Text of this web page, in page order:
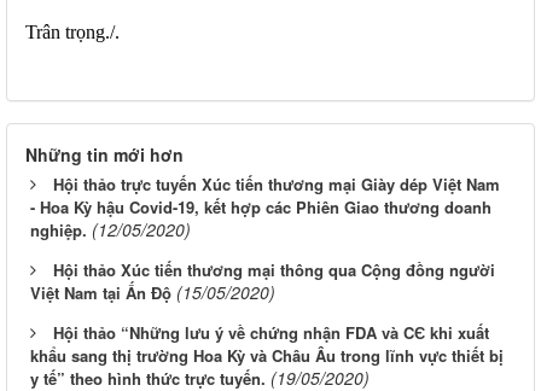
Trân trọng./.
Những tin mới hơn
Hội thảo trực tuyến Xúc tiến thương mại Giày dép Việt Nam
- Hoa Kỳ hậu Covid-19, kết hợp các Phiên Giao thương doanh
nghiệp. (12/05/2020)
Hội thảo Xúc tiến thương mại thông qua Cộng đồng người
Việt Nam tại Ấn Độ (15/05/2020)
Hội thảo “Những lưu ý về chứng nhận FDA và CЄ khi xuất
khẩu sang thị trường Hoa Kỳ và Châu Âu trong lĩnh vực thiết bị
y tế” theo hình thức trực tuyến. (19/05/2020)